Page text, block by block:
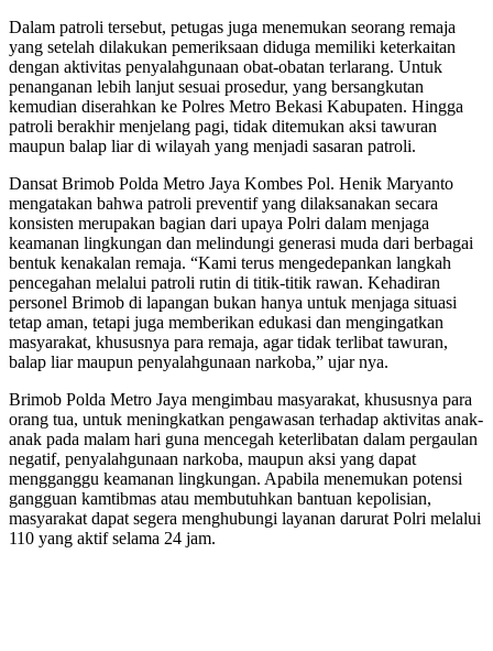
Dalam patroli tersebut, petugas juga menemukan seorang remaja
yang setelah dilakukan pemeriksaan diduga memiliki keterkaitan
dengan aktivitas penyalahgunaan obat-obatan terlarang. Untuk
penanganan lebih lanjut sesuai prosedur, yang bersangkutan
kemudian diserahkan ke Polres Metro Bekasi Kabupaten. Hingga
patroli berakhir menjelang pagi, tidak ditemukan aksi tawuran
maupun balap liar di wilayah yang menjadi sasaran patroli.
Dansat Brimob Polda Metro Jaya Kombes Pol. Henik Maryanto
mengatakan bahwa patroli preventif yang dilaksanakan secara
konsisten merupakan bagian dari upaya Polri dalam menjaga
keamanan lingkungan dan melindungi generasi muda dari berbagai
bentuk kenakalan remaja. “Kami terus mengedepankan langkah
pencegahan melalui patroli rutin di titik-titik rawan. Kehadiran
personel Brimob di lapangan bukan hanya untuk menjaga situasi
tetap aman, tetapi juga memberikan edukasi dan mengingatkan
masyarakat, khususnya para remaja, agar tidak terlibat tawuran,
balap liar maupun penyalahgunaan narkoba,” ujar nya.
Brimob Polda Metro Jaya mengimbau masyarakat, khususnya para
orang tua, untuk meningkatkan pengawasan terhadap aktivitas anak-
anak pada malam hari guna mencegah keterlibatan dalam pergaulan
negatif, penyalahgunaan narkoba, maupun aksi yang dapat
mengganggu keamanan lingkungan. Apabila menemukan potensi
gangguan kamtibmas atau membutuhkan bantuan kepolisian,
masyarakat dapat segera menghubungi layanan darurat Polri melalui
110 yang aktif selama 24 jam.